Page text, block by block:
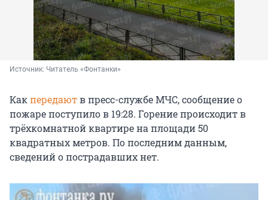
Источник: Читатель «Фонтанки»
Какпередаютв пресс-службе МЧС, сообщение о
пожаре поступило в 19:28. Горение происходит в
трёхкомнатной квартире на площади 50
квадратных метров. По последним данным,
сведений о пострадавших нет.